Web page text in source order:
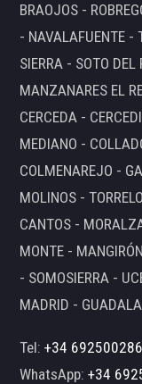
BRAOJOS -
- NAVALAFUENTE -
SIERRA - SOTO
MANZANARES EL
CERCEDA -
MEDIANO -
COLMENAREJO -
MOLINOS -
CANTOS -
MONTE -
- SOMOSIERRA -
MADRID -
Tel:+34 692500286
WhatsApp:+34